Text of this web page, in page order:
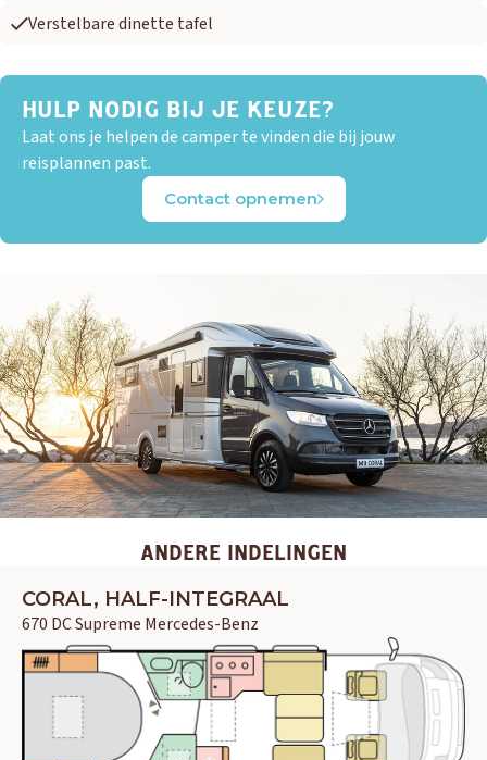
Verstelbare dinette tafel
HULP NODIG BIJ JE KEUZE?
Laat ons je helpen de camper te vinden die bij jouw
reisplannen past.
Contact opnemen
ANDERE INDELINGEN
CORAL, HALF-INTEGRAAL
670 DC Supreme Mercedes-Benz